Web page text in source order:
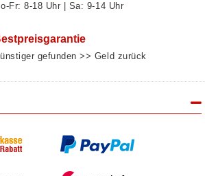
Fr: 8‑18 Uhr | Sa: 9‑14 Uhr
gefunden >> Geld zurück